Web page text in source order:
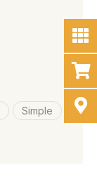
Simple